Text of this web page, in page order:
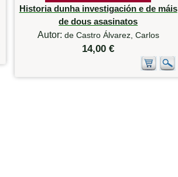
Historia dunha investigación e de máis
de dous asasinatos
Autor: de Castro Álvarez, Carlos
14,00 €